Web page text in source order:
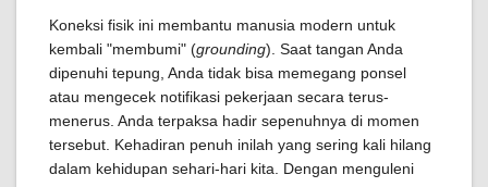
Koneksi fisik ini membantu manusia modern untuk
kembali "membumi" (grounding). Saat tangan Anda
dipenuhi tepung, Anda tidak bisa memegang ponsel
atau mengecek notifikasi pekerjaan secara terus-
menerus. Anda terpaksa hadir sepenuhnya di momen
tersebut. Kehadiran penuh inilah yang sering kali hilang
dalam kehidupan sehari-hari kita. Dengan menguleni